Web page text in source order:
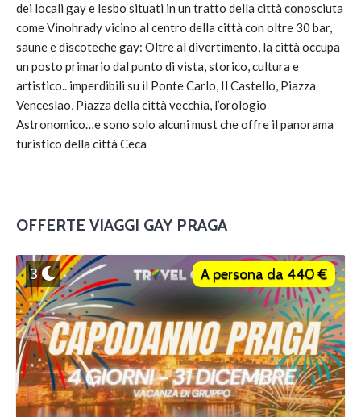
dei locali gay e lesbo situati in un tratto della città conosciuta
come Vinohrady vicino al centro della città con oltre 30 bar,
saune e discoteche gay: Oltre al divertimento, la città occupa
un posto primario dal punto di vista, storico, cultura e
artistico.. imperdibili su il Ponte Carlo, Il Castello, Piazza
Venceslao, Piazza della città vecchia, l’orologio
Astronomico…e sono solo alcuni must che offre il panorama
turistico della città Ceca
OFFERTE VIAGGI GAY PRAGA
3 A persona da 440 €